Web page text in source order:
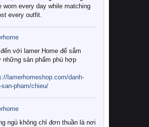
worn every day while matching
every outfit.
đến với lamer Home để sắm
những sản phẩm phù hợp
lamerhomeshop.com/danh-
san-pham/chieu/
ngủ không chỉ đơn thuần là nơi